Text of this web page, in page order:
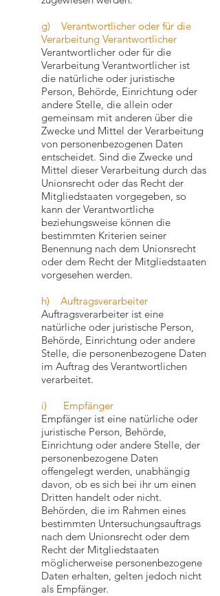
g) Verantwortlicher oder für die
Verarbeitung Verantwortlicher
Verantwortlicher oder für die
Verarbeitung Verantwortlicher ist
die natürliche oder juristische
Person, Behörde, Einrichtung oder
andere Stelle, die allein oder
gemeinsam mit anderen über die
Zwecke und Mittel der Verarbeitung
von personenbezogenen Daten
entscheidet. Sind die Zwecke und
Mittel dieser Verarbeitung durch das
Unionsrecht oder das Recht der
Mitgliedstaaten vorgegeben, so
kann der Verantwortliche
beziehungsweise können die
bestimmten Kriterien seiner
Benennung nach dem Unionsrecht
oder dem Recht der Mitgliedstaaten
vorgesehen werden.
h) Auftragsverarbeiter
Auftragsverarbeiter ist eine
natürliche oder juristische Person,
Behörde, Einrichtung oder andere
Stelle, die personenbezogene Daten
im Auftrag des Verantwortlichen
verarbeitet.
i) Empfänger
Empfänger ist eine natürliche oder
juristische Person, Behörde,
Einrichtung oder andere Stelle, der
personenbezogene Daten
offengelegt werden, unabhängig
davon, ob es sich bei ihr um einen
Dritten handelt oder nicht.
Behörden, die im Rahmen eines
bestimmten Untersuchungsauftrags
nach dem Unionsrecht oder dem
Recht der Mitgliedstaaten
möglicherweise personenbezogene
Daten erhalten, gelten jedoch nicht
als Empfänger.